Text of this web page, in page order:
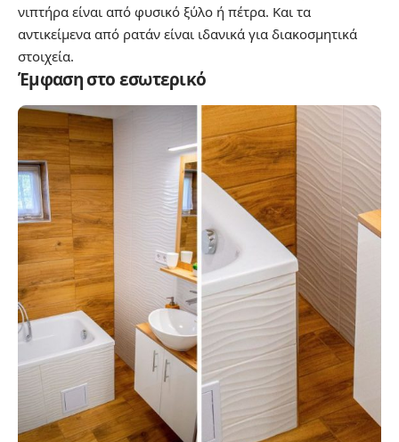
νιπτήρα είναι από φυσικό ξύλο ή πέτρα. Και τα
αντικείμενα από ρατάν είναι ιδανικά για διακοσμητικά
στοιχεία.
Έμφαση στο εσωτερικό